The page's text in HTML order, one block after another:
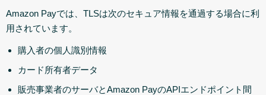
Amazon Payでは、TLSは次のセキュア情報を通過する場合に利
用されています。
購入者の個人識別情報
カード所有者データ
販売事業者のサーバとAmazon PayのAPIエンドポイント間